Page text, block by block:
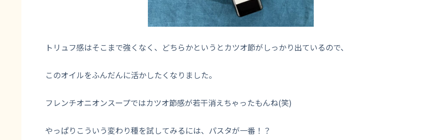
トリュフ感はそこまで強くなく、どちらかというとカツオ節がしっかり出ているので、
このオイルをふんだんに活かしたくなりました。
フレンチオニオンスープではカツオ節感が若干消えちゃったもんね(笑)
やっぱりこういう変わり種を試してみるには、パスタが一番！？